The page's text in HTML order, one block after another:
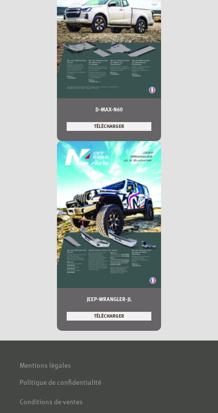
D-MAX-N60
TÉLÉCHARGER
JEEP-WRANGLER-JL
TÉLÉCHARGER
Mentions légales
Politique de confidentialité
Conditions de ventes